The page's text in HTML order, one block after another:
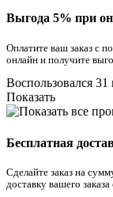
Выгода 5% при
Оплатите ваш заказ с
онлайн и получите
Воспользовался 31
Показать
Бесплатная
Сделайте заказ на
доставку вашего